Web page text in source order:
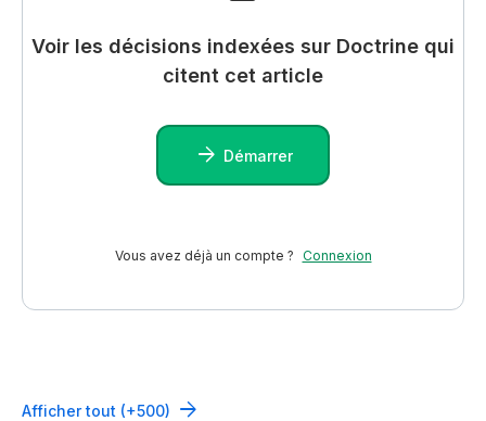
Voir les décisions indexées sur Doctrine qui
citent cet article
Démarrer
Vous avez déjà un compte ? Connexion
Afficher tout (+500)